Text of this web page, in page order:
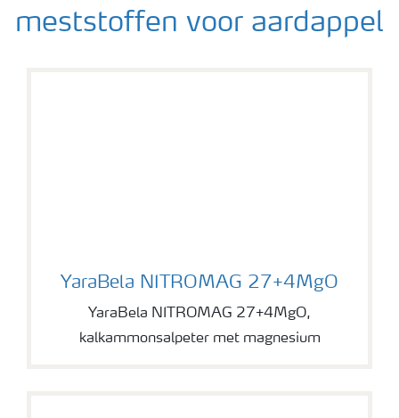
meststoffen voor aardappel
YaraBela NITROMAG 27+4MgO
YaraBela NITROMAG 27+4MgO
YaraBela NITROMAG 27+4MgO,
kalkammonsalpeter met magnesium